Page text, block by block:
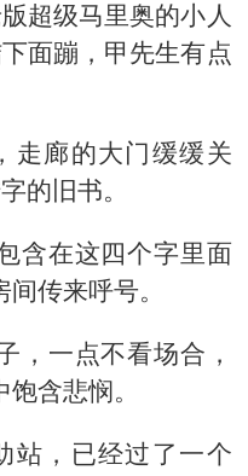
超级马里奥的小人
面蹦，甲先生有点
走廊的大门缓缓关
的旧书。
含在这四个字里面
传来呼号。
，一点不看场合，
含悲悯。
站，已经过了一个